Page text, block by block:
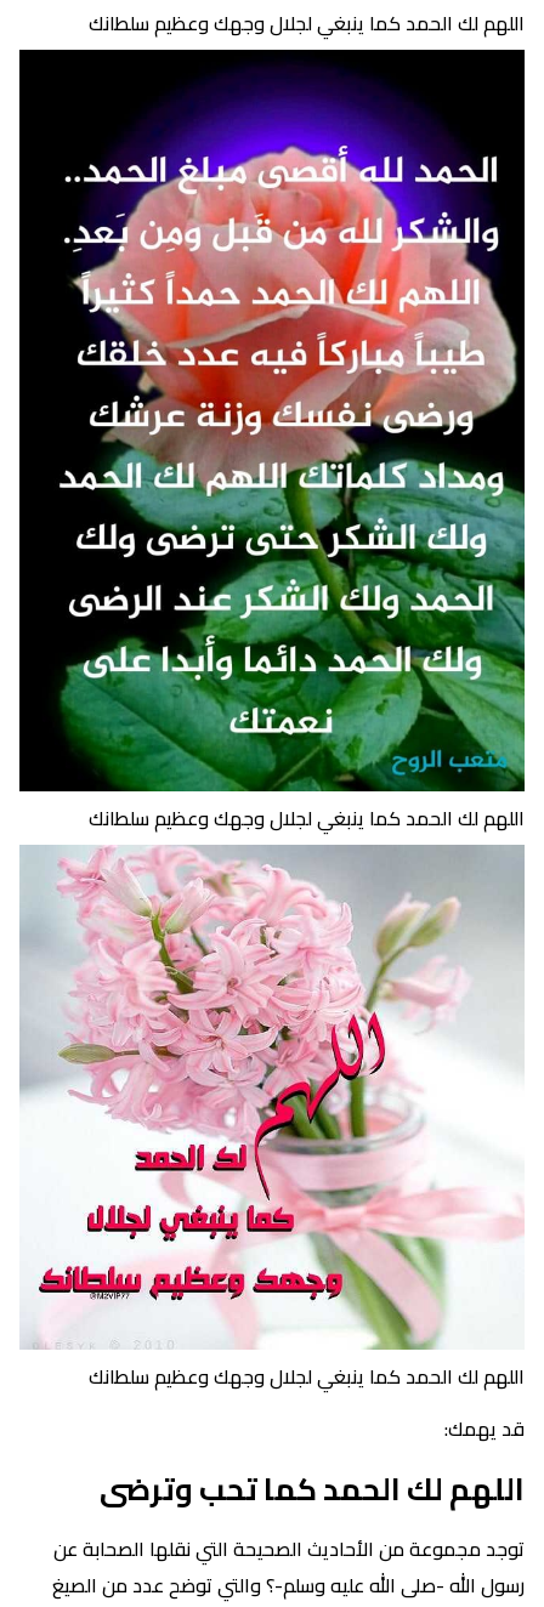
اللهم لك الحمد كما ينبغي لجلال وجهك وعظيم سلطانك
اللهم لك الحمد كما ينبغي لجلال وجهك وعظيم سلطانك
اللهم لك الحمد كما ينبغي لجلال وجهك وعظيم سلطانك
قد يهمك:
اللهم لك الحمد كما تحب وترضى
توجد مجموعة من الأحاديث الصحيحة التي نقلها الصحابة عن
رسول الله -صلى الله عليه وسلم-؟ والتي توضح عدد من الصيغ